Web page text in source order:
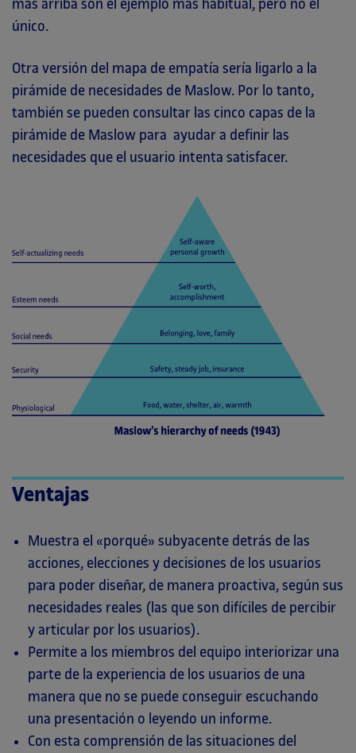
más arriba son el ejemplo más habitual, pero no el
único.
Otra versión del mapa de empatía sería ligarlo a la
pirámide de necesidades de Maslow. Por lo tanto,
también se pueden consultar las cinco capas de la
pirámide de Maslow para ayudar a definir las
necesidades que el usuario intenta satisfacer.
Ventajas
Muestra el «porqué» subyacente detrás de las
acciones, elecciones y decisiones de los usuarios
para poder diseñar, de manera proactiva, según sus
necesidades reales (las que son difíciles de percibir
y articular por los usuarios).
Permite a los miembros del equipo interiorizar una
parte de la experiencia de los usuarios de una
manera que no se puede conseguir escuchando
una presentación o leyendo un informe.
Con esta comprensión de las situaciones del